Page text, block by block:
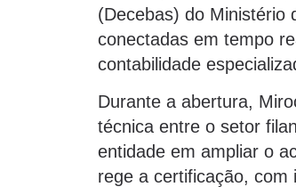
(Decebas) do Ministério
conectadas em tempo
contabilidade
Durante a abertura,
técnica entre o setor
entidade em ampliar o
rege a certificação, com